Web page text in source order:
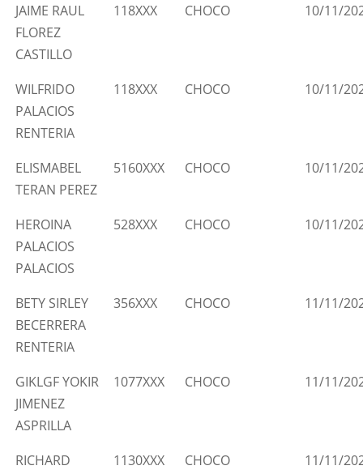
JAIME RAUL
FLOREZ
CASTILLO
118XXX CHOCO 10/11/
WILFRIDO
PALACIOS
RENTERIA
118XXX CHOCO 10/11/
ELISMABEL
TERAN PEREZ
5160XXX CHOCO 10/11/
HEROINA
PALACIOS
PALACIOS
528XXX CHOCO 10/11/
BETY SIRLEY
BECERRERA
RENTERIA
356XXX CHOCO 11/11/
GIKLGF YOKIR
JIMENEZ
ASPRILLA
1077XXX CHOCO 11/11/
RICHARD
1130XXX CHOCO 11/11/